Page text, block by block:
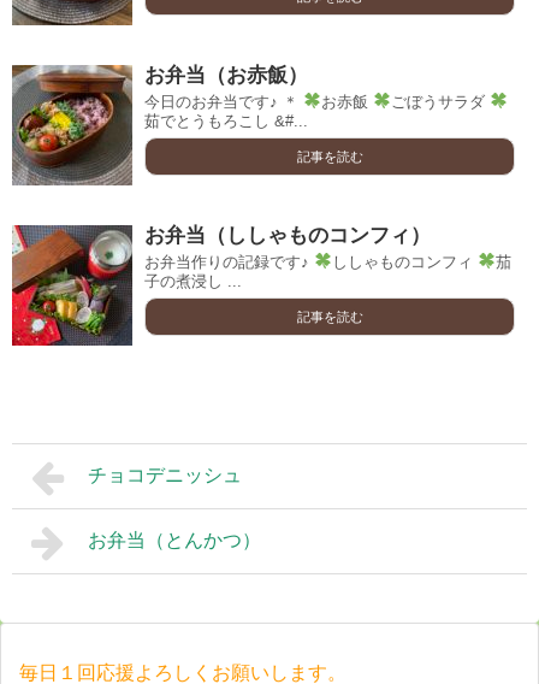
お弁当（お赤飯）
今日のお弁当です♪ ＊ お赤飯
ごぼうサラダ
茹でとうもろこし &#...
記事を読む
お弁当（ししゃものコンフィ）
お弁当作りの記録です♪ ししゃものコンフィ
茄
子の煮浸し ...
記事を読む
チョコデニッシュ
お弁当（とんかつ）
毎日１回応援よろしくお願いします。